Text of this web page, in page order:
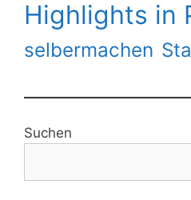
Highlights in
selbermachen
Suchen